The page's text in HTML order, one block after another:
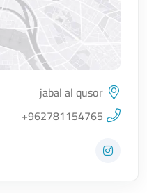
اضغط لتحميل الموقع
jabal al qusor
+962781154765
زيارة حساب المتجر على Instagram